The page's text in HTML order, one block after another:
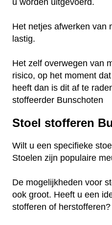
u worden uitgevoerd.
Het netjes afwerken van
lastig.
Het zelf overwegen van
risico, op het moment
heeft dan is dit af te
stoffeerder Bunschoten
Stoel stofferen
Wilt u een specifieke
Stoelen zijn populaire
De mogelijkheden voor
ook groot. Heeft u een
stofferen of herstofferen?